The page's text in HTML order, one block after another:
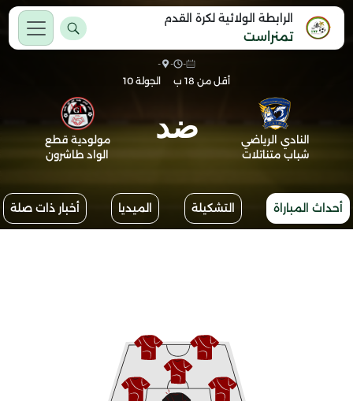
الرابطة الولائية لكرة القدم
تمنراست
-
-
-
أقل من 18 ب
الجولة 10
النادي الرياضي
شباب متناتلات
ضد
مولودية قطع
الواد طاشرون
أحداث المباراة التشكيلة الميديا أخبار ذات صلة